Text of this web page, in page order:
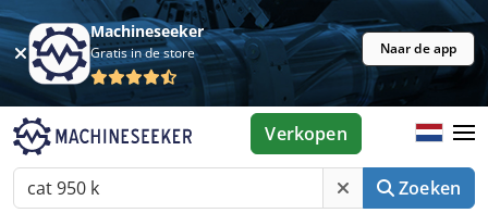
Machineseeker
Gratis in de store Naar de app
Zoeken
Verkopen